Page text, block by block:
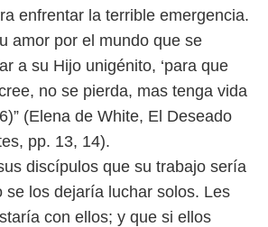
enfrentar la terrible emergencia.
amor por el mundo que se
a su Hijo unigénito, ‘para que
no se pierda, mas tenga vida
(Elena de White, El Deseado
pp. 13, 14).
discípulos que su trabajo sería
se los dejaría luchar solos. Les
con ellos; y que si ellos